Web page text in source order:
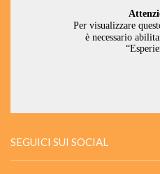
SEGUICI SUI SOCIAL